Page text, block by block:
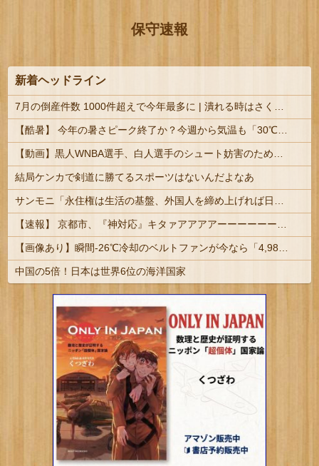
保守速報
新着ヘッドライン
結局ケンカで剣道に勝てるスポーツはないんだよなあ
中国の5倍！日本は世界6位の海洋国家